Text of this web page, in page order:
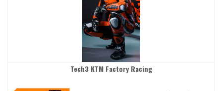
Tech3 KTM Factory Racing